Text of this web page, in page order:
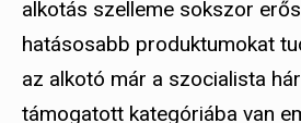
alkotás szelleme sokszor
hatásosabb produktumokat
az alkotó már a szocialista
támogatott kategóriába van